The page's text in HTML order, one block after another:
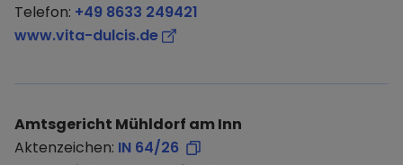
Telefon: +49 8633 249421
www.vita-dulcis.de
Amtsgericht Mühldorf am Inn
Aktenzeichen: IN 64/26